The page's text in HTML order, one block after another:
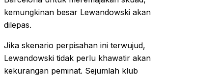
kemungkinan besar Lewandowski akan
dilepas.
Jika skenario perpisahan ini terwujud,
Lewandowski tidak perlu khawatir akan
kekurangan peminat. Sejumlah klub